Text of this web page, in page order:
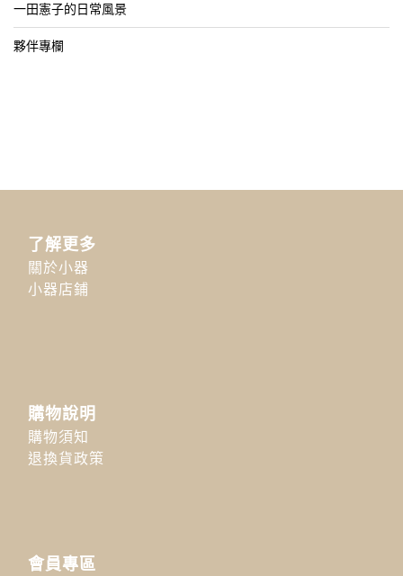
一田憲子的日常風景
夥伴專欄
了解更多
關於小器
小器店鋪
購物說明
購物須知
退換貨政策
會員專區